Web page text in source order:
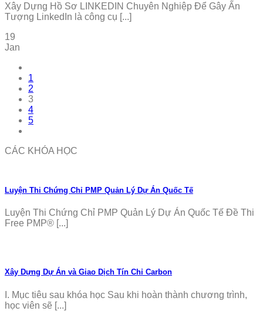
Xây Dựng Hồ Sơ LINKEDIN Chuyên Nghiệp Để Gây Ấn
Tượng LinkedIn là công cụ [...]
19
Jan
1
2
3
4
5
CÁC KHÓA HỌC
Luyện Thi Chứng Chỉ PMP Quản Lý Dự Án Quốc Tế
Luyện Thi Chứng Chỉ PMP Quản Lý Dự Án Quốc Tế Đề Thi
Free PMP® [...]
Xây Dựng Dự Án và Giao Dịch Tín Chỉ Carbon
I. Mục tiêu sau khóa học Sau khi hoàn thành chương trình,
học viên sẽ [...]